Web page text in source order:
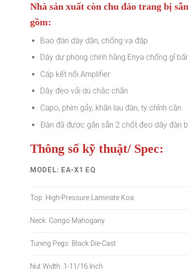
Nhà sản xuất còn chu đáo trang bị
gồm:
Bao đàn dày dặn, chống va đập
Dây dự phòng chính hãng Enya chống gỉ
Cáp kết nối Amplifier
Dây đeo vải dù chắc chắn
Capo, phím gảy, khăn lau đàn, ty chỉnh cần
Đàn đã được gắn sẵn 2 chốt đeo dây đàn
Thông số kỹ thuật/ Spec:
MODEL: EA-X1 EQ
Top: High-Pressure Laminate Koa
Neck: Congo Mahogany
Tuning Pegs: Black Die-Cast
Nut Width: 1-11/16 Inch